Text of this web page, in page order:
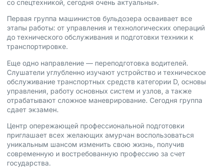
со спецтехникой, сегодня очень актуальны».
Первая группа машинистов бульдозера осваивает все
этапы работы: от управления и технологических операций
до технического обслуживания и подготовки техники к
транспортировке.
Еще одно направление — переподготовка водителей.
Слушатели углубленно изучают устройство и техническое
обслуживание транспортных средств категории D, основы
управления, работу основных систем и узлов, а также
отрабатывают сложное маневрирование. Сегодня группа
сдает экзамен.
Центр опережающей профессиональной подготовки
приглашает всех желающих амурчан воспользоваться
уникальным шансом изменить свою жизнь, получив
современную и востребованную профессию за счет
государства.